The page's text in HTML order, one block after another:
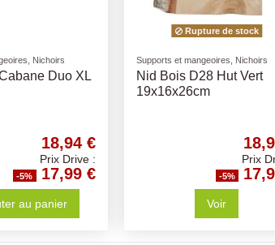
Nichoirs
Duo XL
18,94 €
Prix Drive :
-5% 17,99 €
au panier
Rupture de stock
Supports et mangeoires, Nichoirs
Nid Bois D28 Hut Vert
19x16x26cm
Prix
-5%
Voir